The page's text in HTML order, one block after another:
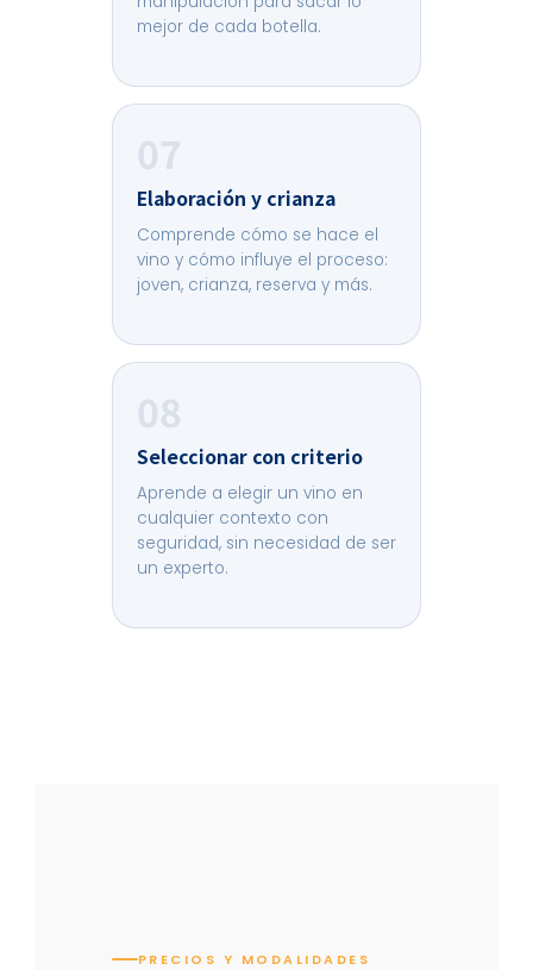
mejor de cada botella.
07
Elaboración y crianza
Comprende cómo se hace el
vino y cómo influye el proceso:
joven, crianza, reserva y más.
08
Seleccionar con criterio
Aprende a elegir un vino en
cualquier contexto con
seguridad, sin necesidad de ser
un experto.
PRECIOS Y MODALIDADES